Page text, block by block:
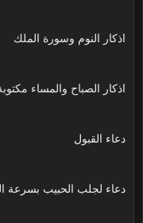
اذكار النوم وسورة الملك
اذكار الصباح والمساء
دعاء القبول
دعاء لجلب الحبيب بسرعة